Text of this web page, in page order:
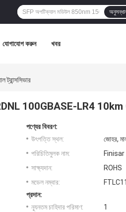
যোগাযোগ করুন খবর
100GBASE-LR4 10km
পণ্যের বিবরণ:
উৎপত্তি স্থল:
জোহর,
পরিচিতিমুলক নাম:
Finisar
সাক্ষ্যদান:
ROHS
মডেল নম্বার:
প্রদান:
ন্যূনতম চাহিদার পরিমাণ:
1